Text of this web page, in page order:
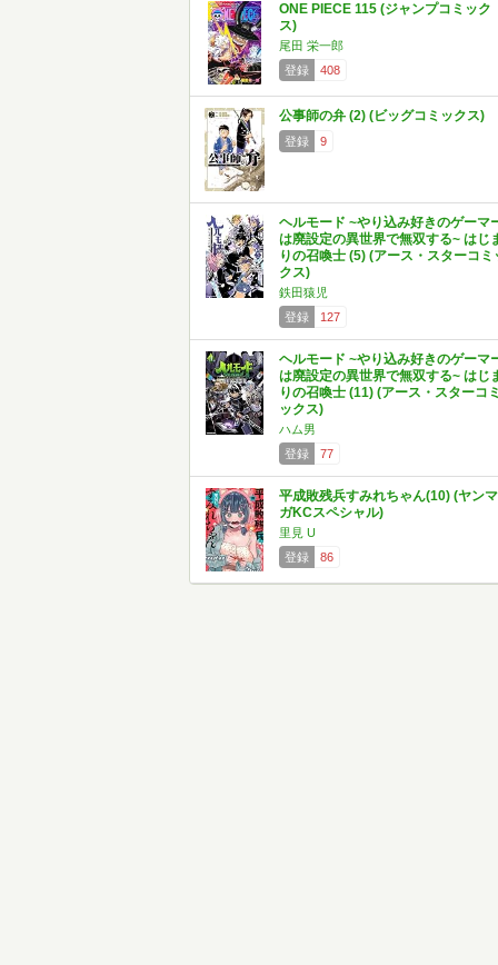
ONE PIECE 115 (ジャンプコミック
ス)
尾田 栄一郎
登録
408
公事師の弁 (2) (ビッグコミックス)
登録 9
ヘルモード ~やり込み好きのゲーマ
は廃設定の異世界で無双する~ はじ
りの召喚士 (5) (アース・スターコミ
クス)
鉄田猿児
登録
127
ヘルモード ~やり込み好きのゲーマ
は廃設定の異世界で無双する~ はじ
りの召喚士 (11) (アース・スターコミ
ックス)
ハム男
登録
77
平成敗残兵すみれちゃん(10) (ヤンマ
ガKCスペシャル)
里見 U
登録
86